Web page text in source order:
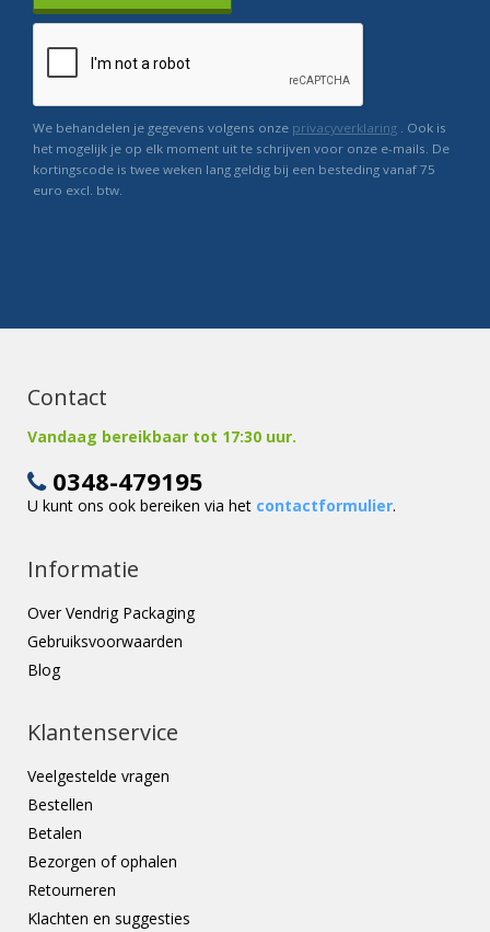
We behandelen je gegevens volgens onze privacyverklaring . Ook is
het mogelijk je op elk moment uit te schrijven voor onze e-mails. De
kortingscode is twee weken lang geldig bij een besteding vanaf 75
euro excl. btw.
Contact
Vandaag bereikbaar tot 17:30 uur.
0348-479195
U kunt ons ook bereiken via het contactformulier.
Informatie
Over Vendrig Packaging
Gebruiksvoorwaarden
Blog
Klantenservice
Veelgestelde vragen
Bestellen
Betalen
Bezorgen of ophalen
Retourneren
Klachten en suggesties